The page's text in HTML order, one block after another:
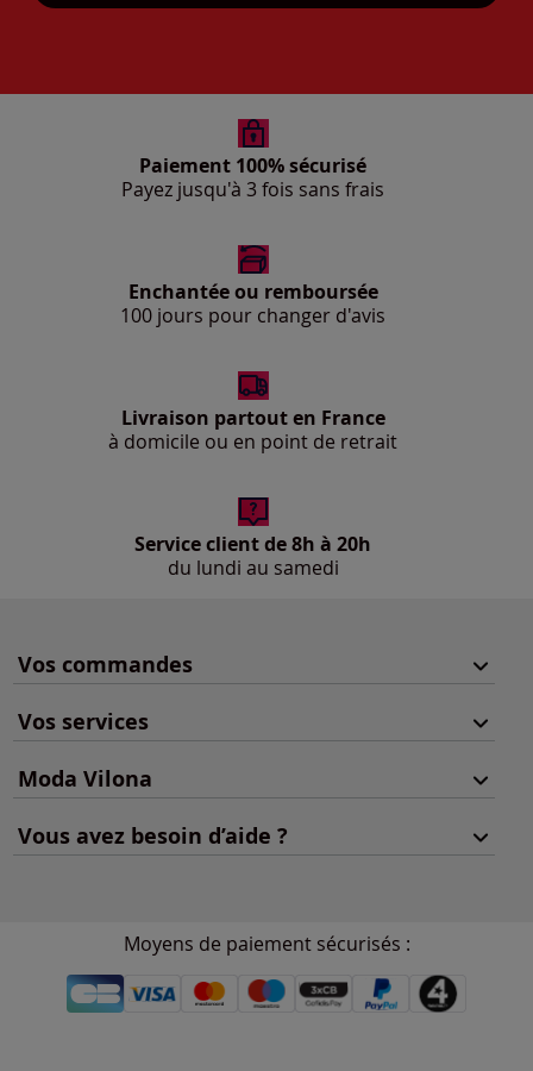
Paiement 100% sécurisé
Payez jusqu'à 3 fois sans frais
Enchantée ou remboursée
100 jours pour changer d'avis
Livraison partout en France
à domicile ou en point de retrait
Service client de 8h à 20h
du lundi au samedi
Vos commandes
Vos services
Moda Vilona
Vous avez besoin d’aide ?
Moyens de paiement sécurisés :